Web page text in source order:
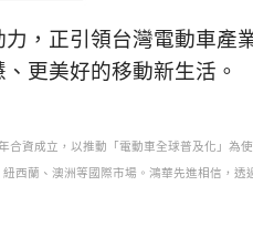
，正引領台灣電動車產
更美好的移動新生活。
資成立，以推動「電動車全球普及化」
西蘭、澳洲等國際市場。鴻華先進相信，